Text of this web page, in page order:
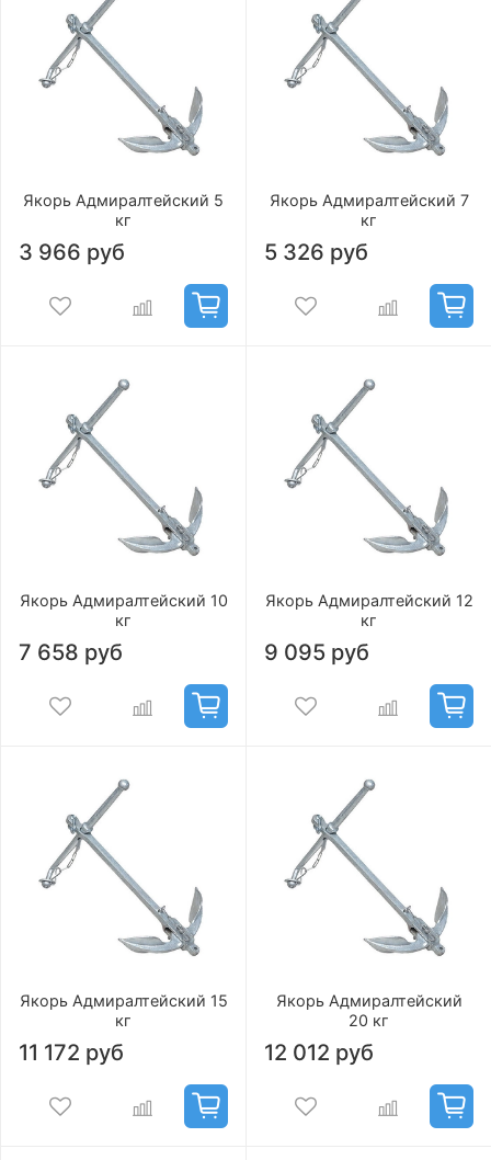
Якорь Адмиралтейский 5
кг
3 966 руб
Якорь Адмиралтейский 7
кг
5 326 руб
Якорь Адмиралтейский 10
кг
7 658 руб
Якорь Адмиралтейский 12
кг
9 095 руб
Якорь Адмиралтейский 15
кг
11 172 руб
Якорь Адмиралтейский
20 кг
12 012 руб